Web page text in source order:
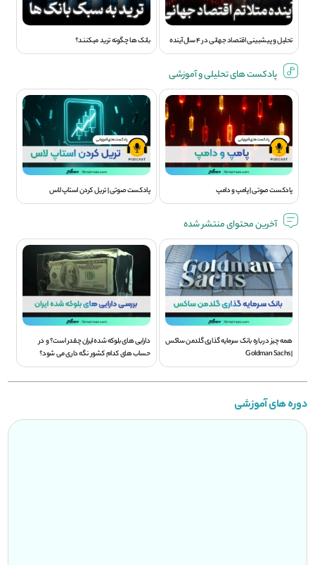
تحلیل و پیشبینی اقتصاد جهانی در 4 سال آینده بانک ها چگونه ترید میکنند؟
پادکست های تحلیلی و آموزشی
پادکست صوتی | پامپ و دامپ پادکست صوتی | تریل کردن استاپ لاس
آخرین محتوای منتشر شده
همه چیز درباره بانک سرمایه گذاری گلدمن ساکس
| Goldman Sachs
دارایی های بلوکه شده ایران چقدر است؟ و در
حساب های کدام کشور نگه داری می شود؟
دوره های آموزشی